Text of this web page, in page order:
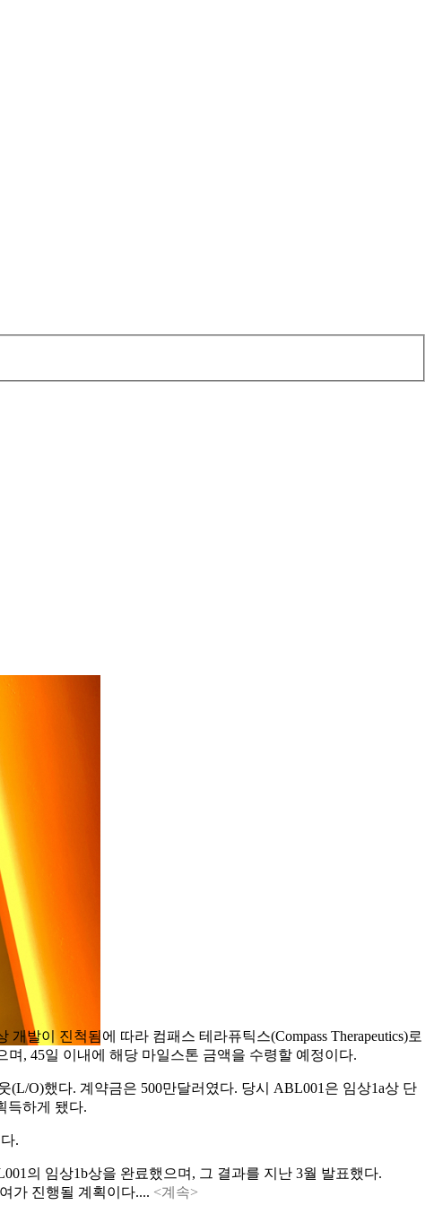
발이 진척됨에 따라 컴패스 테라퓨틱스(Compass Therapeutics)로
, 45일 이내에 해당 마일스톤 금액을 수령할 예정이다.
(L/O)했다. 계약금은 500만달러였다. 당시 ABL001은 임상1a상 단
득하게 됐다.
.
의 임상1b상을 완료했으며, 그 결과를 지난 3월 발표했다.
가 진행될 계획이다.... <계속>